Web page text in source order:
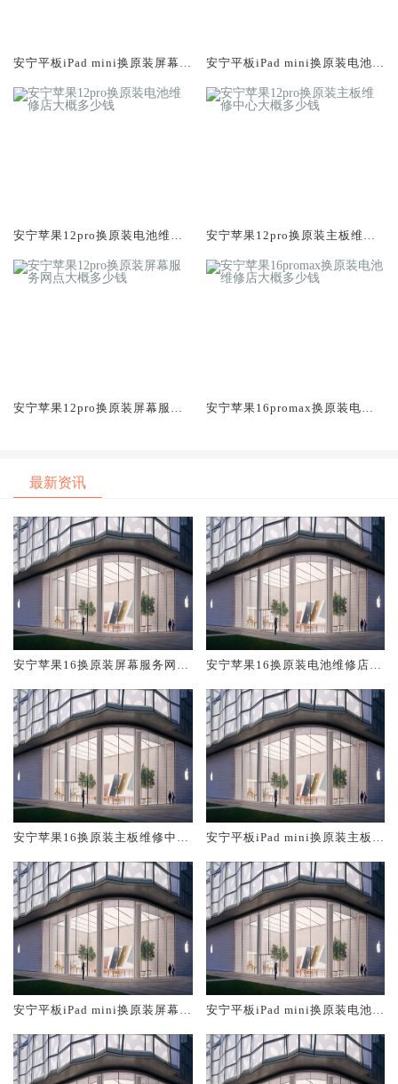
安宁平板iPad mini换原装屏幕服
安宁平板iPad mini换原装电池维
安宁苹果12pro换原装电池维修
安宁苹果12pro换原装主板维修
安宁苹果12pro换原装屏幕服务
安宁苹果16promax换原装电池
最新资讯
安宁苹果16换原装屏幕服务网点
安宁苹果16换原装电池维修店大
安宁苹果16换原装主板维修中心
安宁平板iPad mini换原装主板维
安宁平板iPad mini换原装屏幕服
安宁平板iPad mini换原装电池维